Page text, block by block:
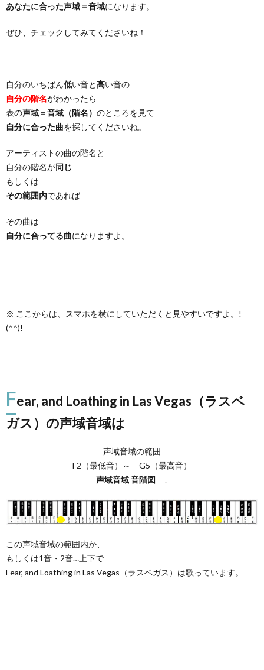
あなたに合った声域＝音域になります。
ぜひ、チェックしてみてくださいね！
自分のいちばん低い音と高い音の
自分の階名がわかったら
表の声域＝音域（階名） のところを見て
自分に合った曲を探してくださいね。
アーティストの曲の階名と
自分の階名が同じ
もしくは
その範囲内であれば
その曲は
自分に合ってる曲になりますよ。
※ ここからは、スマホを横にしていただくと見やすいですよ。!
(^^)!
Fear, and Loathing in Las Vegas（ラスベ
ガス）の声域音域は
声域音域の範囲
F2（最低音）～ G5（最高音）
声域音域音階図 ↓
この声域音域の範囲内か、
もしくは1音・2音…上下で
Fear, and Loathing in Las Vegas（ラスベガス）は歌っています。